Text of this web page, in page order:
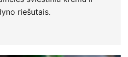
riešutais.